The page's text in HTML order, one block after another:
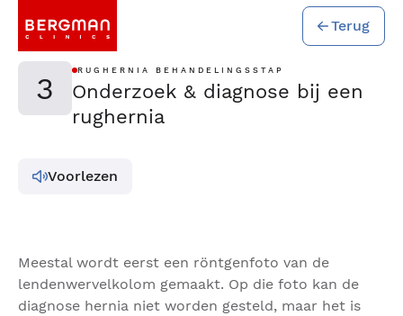
Terug
3 RUGHERNIA BEHANDELINGSSTAP
Onderzoek & diagnose bij een
rughernia
Voorlezen
Meestal wordt eerst een röntgenfoto van de
lendenwervelkolom gemaakt. Op die foto kan de
diagnose hernia niet worden gesteld, maar het is